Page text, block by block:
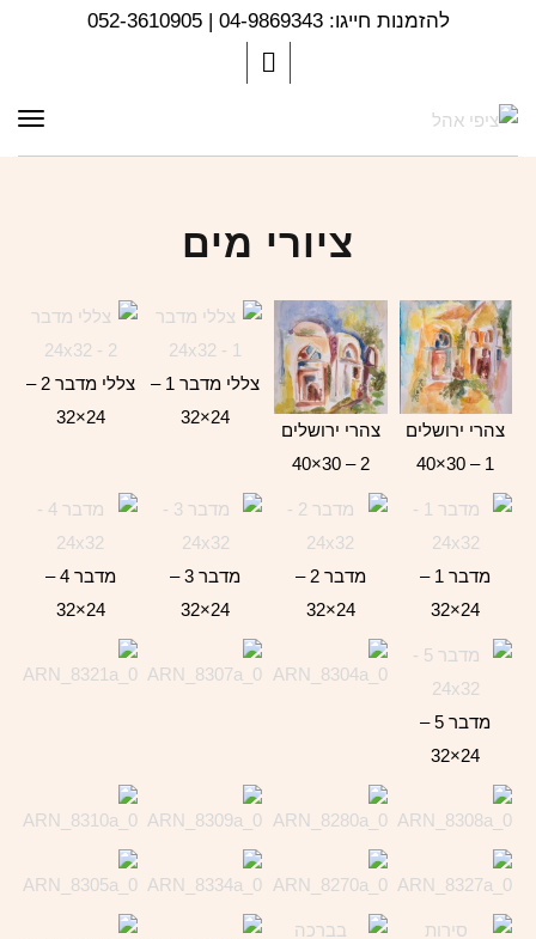
להזמנות חייגו: 04-9869343 | 052-3610905
ציורי מים
צהרי ירושלים
1 – 30×40
צהרי ירושלים
2 – 30×40
צללי מדבר 1 –
24×32
צללי מדבר 2 –
24×32
מדבר 1 –
24×32
מדבר 2 –
24×32
מדבר 3 –
24×32
מדבר 4 –
24×32
מדבר 5 –
24×32